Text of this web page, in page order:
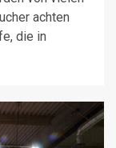
achten
die in